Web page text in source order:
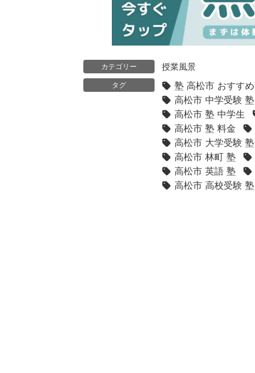
カテゴリー 授業風景
タグ 塾 高松市 おすすめ
高松市 中学受験 塾
高松市 塾 中学生
高松市 塾 料金
高松市 大学受験 塾
高松市 林町 塾
高松市 英語 塾
高松市 高校受験 塾